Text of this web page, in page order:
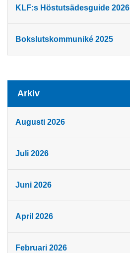
KLF:s Höstutsädesguide 2026
Bokslutskommuniké 2025
Arkiv
Augusti 2026
Juli 2026
Juni 2026
April 2026
Februari 2026